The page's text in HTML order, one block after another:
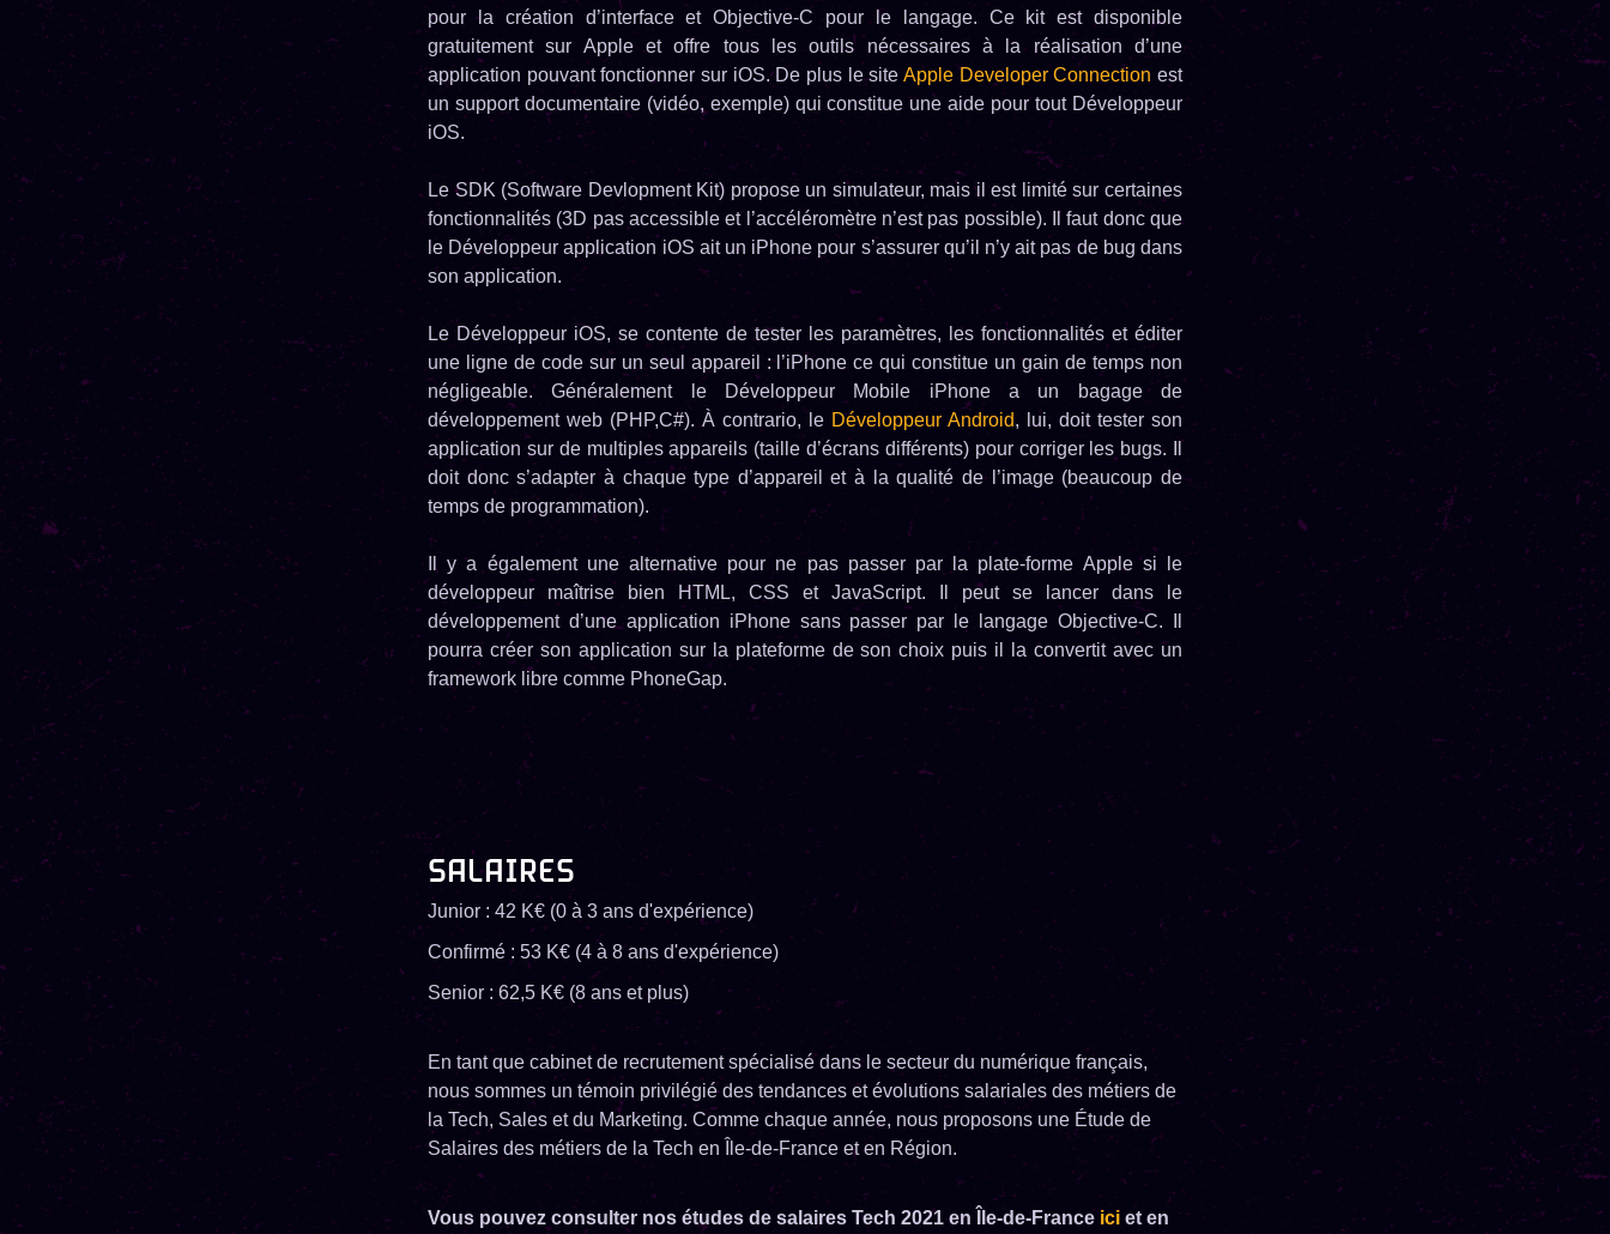
pour la création d’interface et Objective-C pour le langage. Ce kit est disponible
gratuitement sur Apple et offre tous les outils nécessaires à la réalisation d’une
application pouvant fonctionner sur iOS. De plus le site Apple Developer Connection est
un support documentaire (vidéo, exemple) qui constitue une aide pour tout Développeur
iOS.
Le SDK (Software Devlopment Kit) propose un simulateur, mais il est limité sur certaines
fonctionnalités (3D pas accessible et l’accéléromètre n’est pas possible). Il faut donc que
le Développeur application iOS ait un iPhone pour s’assurer qu’il n’y ait pas de bug dans
son application.
Le Développeur iOS, se contente de tester les paramètres, les fonctionnalités et éditer
une ligne de code sur un seul appareil : l’iPhone ce qui constitue un gain de temps non
négligeable. Généralement le Développeur Mobile iPhone a un bagage de
développement web (PHP,C#). À contrario, le Développeur Android, lui, doit tester son
application sur de multiples appareils (taille d’écrans différents) pour corriger les bugs. Il
doit donc s’adapter à chaque type d’appareil et à la qualité de l’image (beaucoup de
temps de programmation).
Il y a également une alternative pour ne pas passer par la plate-forme Apple si le
développeur maîtrise bien HTML, CSS et JavaScript. Il peut se lancer dans le
développement d’une application iPhone sans passer par le langage Objective-C. Il
pourra créer son application sur la plateforme de son choix puis il la convertit avec un
framework libre comme PhoneGap.
SALAIRES
Junior : 42 K€ (0 à 3 ans d'expérience)
Confirmé : 53 K€ (4 à 8 ans d'expérience)
Senior : 62,5 K€ (8 ans et plus)
En tant que cabinet de recrutement spécialisé dans le secteur du numérique français,
nous sommes un témoin privilégié des tendances et évolutions salariales des métiers de
la Tech, Sales et du Marketing. Comme chaque année, nous proposons une Étude de
Salaires des métiers de la Tech en Île-de-France et en Région.
Vous pouvez consulter nos études de salaires Tech 2021 en Île-de-France ici et en